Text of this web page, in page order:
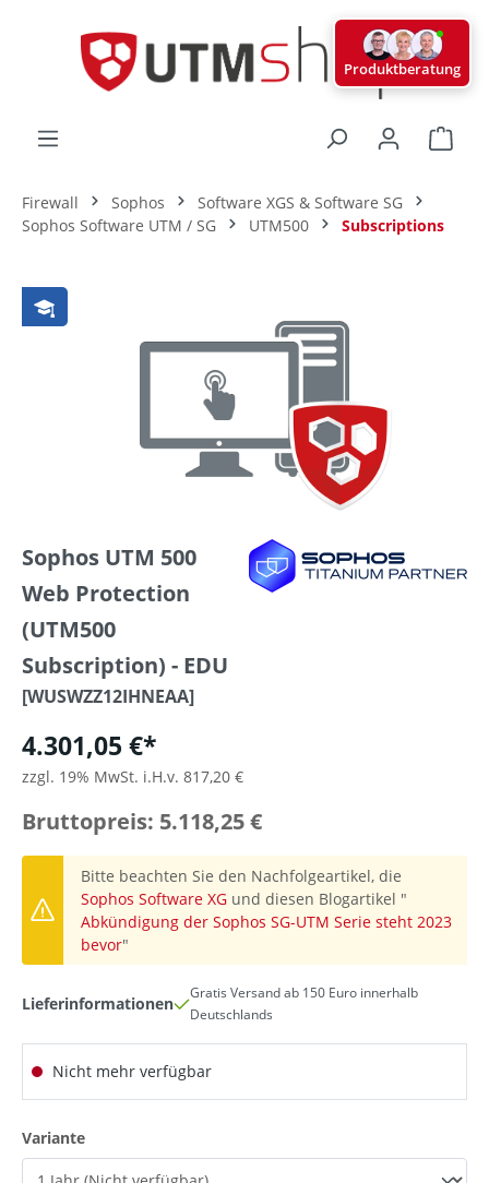
Firewall Sophos
Software XGS & Software SG
Sophos Software UTM / SG
UTM500 Subscriptions
Bildergalerie überspringen
Sophos UTM 500
Web Protection
(UTM500
Subscription) - EDU
[WUSWZZ12IHNEAA]
4.301,05 €*
zzgl. 19% MwSt. i.H.v. 817,20 €
Bruttopreis: 5.118,25 €
Bitte beachten Sie den Nachfolgeartikel, die
Sophos Software XG und diesen Blogartikel "
Abkündigung der Sophos SG-UTM Serie steht 2023
bevor"
Lieferinformationen
Gratis Versand ab 150 Euro innerhalb
Deutschlands
Nicht mehr verfügbar
Varianteauswählen
Produktberatung